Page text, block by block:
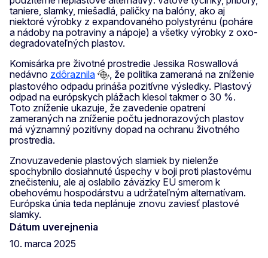
taniere, slamky, miešadlá, paličky na balóny, ako aj
niektoré výrobky z expandovaného polystyrénu (poháre
a nádoby na potraviny a nápoje) a všetky výrobky z oxo-
degradovateľných plastov.
Komisárka pre životné prostredie Jessika Roswallová
nedávno zdôraznila
, že politika zameraná na zníženie
plastového odpadu prináša pozitívne výsledky. Plastový
odpad na európskych plážach klesol takmer o 30 %.
Toto zníženie ukazuje, že zavedenie opatrení
zameraných na zníženie počtu jednorazových plastov
má významný pozitívny dopad na ochranu životného
prostredia.
Znovuzavedenie plastových slamiek by nielenže
spochybnilo dosiahnuté úspechy v boji proti plastovému
znečisteniu, ale aj oslabilo záväzky EÚ smerom k
obehovému hospodárstvu a udržateľným alternatívam.
Európska únia teda neplánuje znovu zaviesť plastové
slamky.
Dátum uverejnenia
10. marca 2025